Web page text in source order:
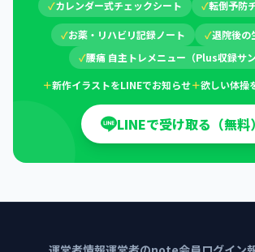
✓カレンダー式チェックシート ✓転倒予防
✓お薬・リハビリ記録ノート ✓退院後の
✓腰痛 自主トレメニュー（Plus収録サン
＋新作イラストをLINEでお知らせ＋欲しい体操
LINEで受け取る（無料）